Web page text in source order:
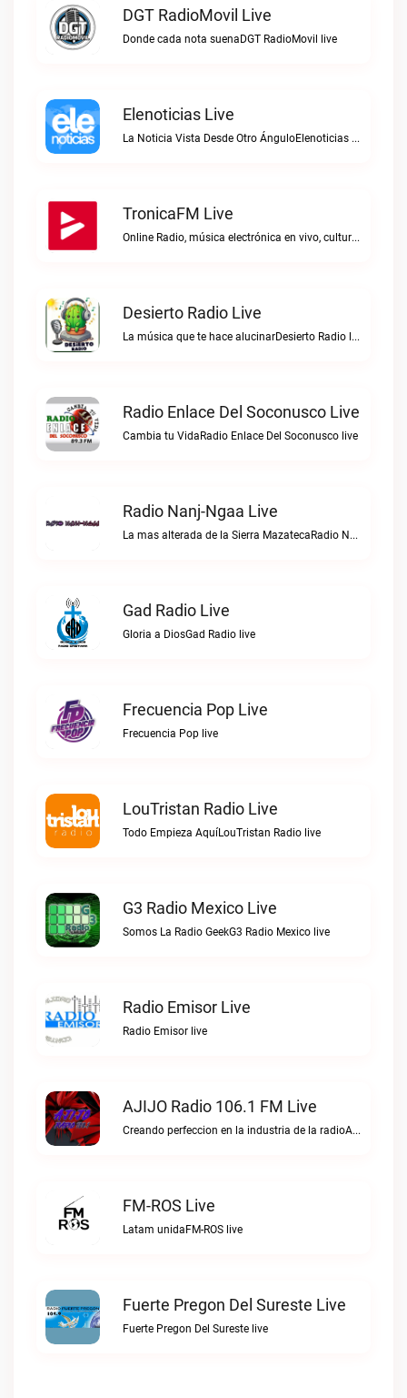
DGT RadioMovil Live
Donde cada nota suenaDGT RadioMovil live
Elenoticias Live
La Noticia Vista Desde Otro ÁnguloElenoticias live
TronicaFM Live
Online Radio, música electrónica en vivo, cultura electrónica, Top 10 semanal, videos, descargasTronicaFM live
Desierto Radio Live
La música que te hace alucinarDesierto Radio live
Radio Enlace Del Soconusco Live
Cambia tu VidaRadio Enlace Del Soconusco live
Radio Nanj-Ngaa Live
La mas alterada de la Sierra MazatecaRadio Nanj-Ngaa live
Gad Radio Live
Gloria a DiosGad Radio live
Frecuencia Pop Live
Frecuencia Pop live
LouTristan Radio Live
Todo Empieza AquíLouTristan Radio live
G3 Radio Mexico Live
Somos La Radio GeekG3 Radio Mexico live
Radio Emisor Live
Radio Emisor live
AJIJO Radio 106.1 FM Live
Creando perfeccion en la industria de la radioAJIJO Radio 106.1 FM live
FM-ROS Live
Latam unidaFM-ROS live
Fuerte Pregon Del Sureste Live
Fuerte Pregon Del Sureste live